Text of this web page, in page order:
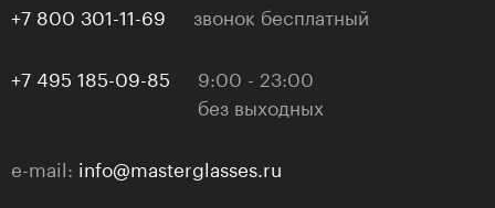
+7 800 301-11-69 звонок бесплатный
+7 495 185-09-85
9:00 - 23:00
без выходных
e-mail: info@masterglasses.ru